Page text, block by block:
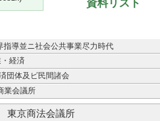
資料リスト
導並ニ社会公共事業尽力時代
経済
団体及ビ民間諸会
会議所
東京商法会議所